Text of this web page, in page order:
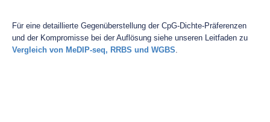
Für eine detaillierte Gegenüberstellung der CpG-Dichte-Präferenzen
und der Kompromisse bei der Auflösung siehe unseren Leitfaden zu
Vergleich von MeDIP-seq, RRBS und WGBS.